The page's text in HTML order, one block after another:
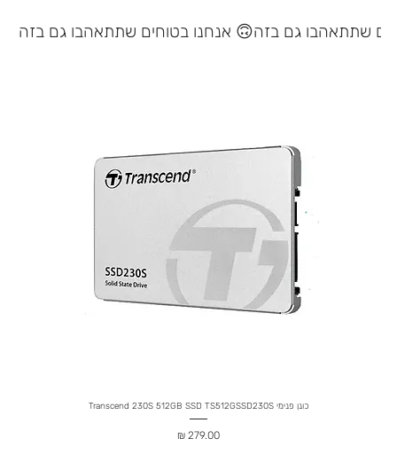
אנחנו בטוחים שתתאהבו גם בזה 🙃
כונן פנימי Transcend 230S 512GB SSD TS512GSSD230S
מחיר